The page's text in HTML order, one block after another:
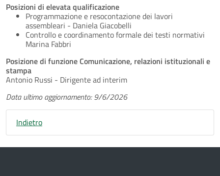
Posizioni di elevata qualificazione
Programmazione e resocontazione dei lavori
assembleari - Daniela Giacobelli
Controllo e coordinamento formale dei testi normativi
Marina Fabbri
Posizione di funzione Comunicazione, relazioni istituzionali e
stampa
Antonio Russi - Dirigente ad interim
Data ultimo aggiornamento: 9/6/2026
Indietro